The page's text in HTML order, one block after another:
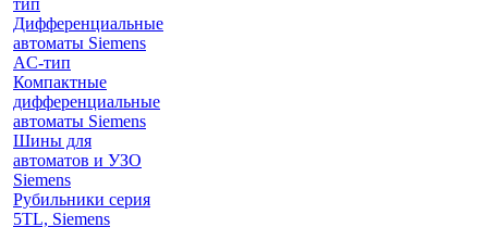
тип
Дифференциальные
автоматы Siemens
AС-тип
Компактные
дифференциальные
автоматы Siemens
Шины для
автоматов и УЗО
Siemens
Рубильники серия
5TL, Siemens